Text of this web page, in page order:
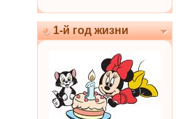
1-й год жизни